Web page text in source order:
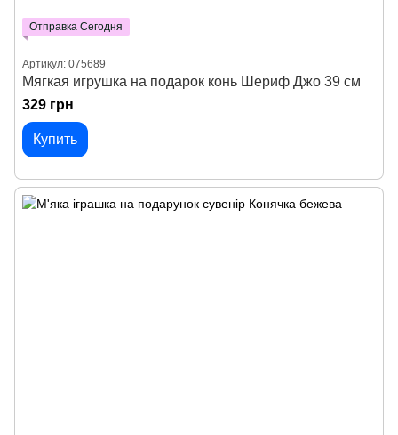
Отправка Сегодня
Артикул: 075689
Мягкая игрушка на подарок конь Шериф Джо 39 см
329 грн
Купить